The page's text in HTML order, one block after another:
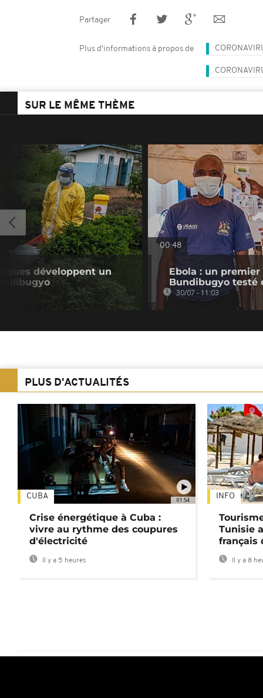
Partager
Plus d'informations à propos de
SUR LE MÊME THÈME
développent un
00:48
Ebola : un
Bundibugyo testé
30/07 - 11:03
PLUS D'ACTUALITÉS
01:54
CUBA
Crise énergétique à Cuba :
vivre au rythme des coupures
d'électricité
Il y a 5 heures
INFO
Tunisie
français
Il y a 8